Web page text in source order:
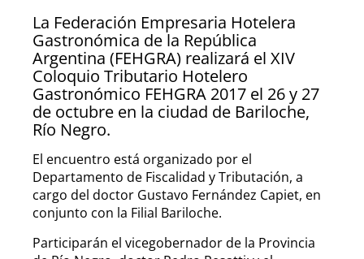
La Federación Empresaria Hotelera
Gastronómica de la República
Argentina (FEHGRA) realizará el XIV
Coloquio Tributario Hotelero
Gastronómico FEHGRA 2017 el 26 y 27
de octubre en la ciudad de Bariloche,
Río Negro.
El encuentro está organizado por el
Departamento de Fiscalidad y Tributación, a
cargo del doctor Gustavo Fernández Capiet, en
conjunto con la Filial Bariloche.
Participarán el vicegobernador de la Provincia